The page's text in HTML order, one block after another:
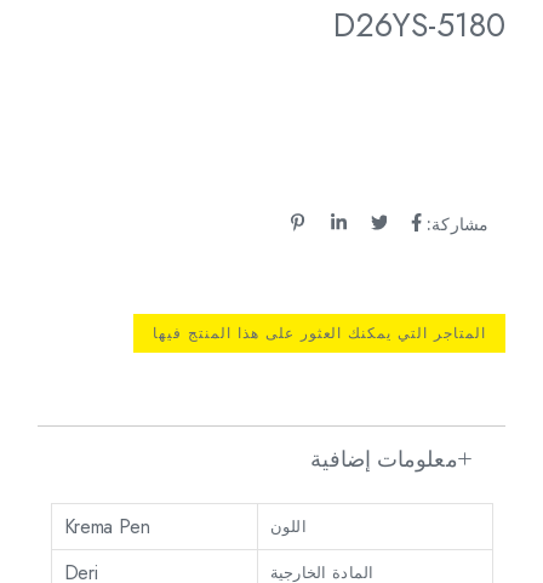
D26YS-5180
مشاركة:
المتاجر التي يمكنك العثور على هذا المنتج فيها
معلومات إضافية
اللون Krema Pen
المادة الخارجية Deri